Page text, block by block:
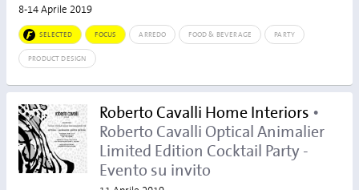
8-14 Aprile 2019
SELECTED FOCUS ARREDO FOOD & BEVERAGE PARTY
PRODUCT DESIGN
Roberto Cavalli Home Interiors •
Roberto Cavalli Optical Animalier
Limited Edition Cocktail Party -
Evento su invito